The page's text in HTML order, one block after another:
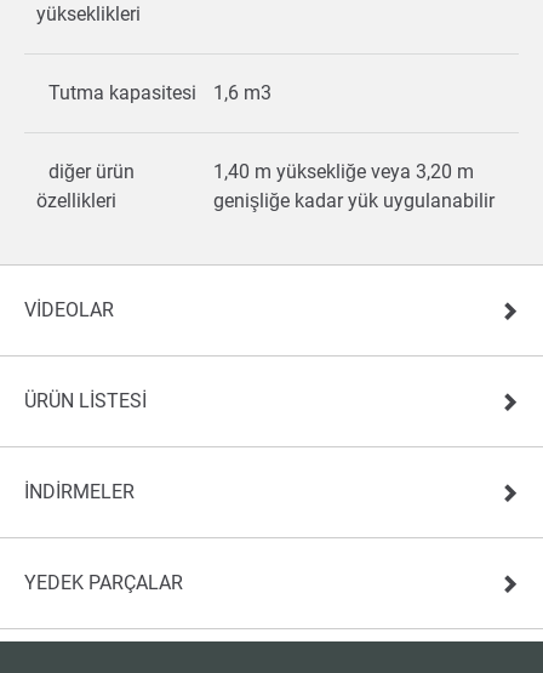
yükseklikleri
Tutma kapasitesi 1,6 m3
diğer ürün
özellikleri
1,40 m yüksekliğe veya 3,20 m
genişliğe kadar yük uygulanabilir
VIDEOLAR
ÜRÜN LISTESI
İNDIRMELER
YEDEK PARÇALAR